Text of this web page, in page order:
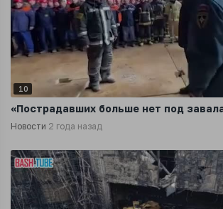
10
«Пострадавших больше нет под
Новости 2 года назад